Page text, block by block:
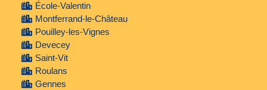
École-Valentin
Montferrand-le-Château
Pouilley-les-Vignes
Devecey
Saint-Vit
Roulans
Gennes